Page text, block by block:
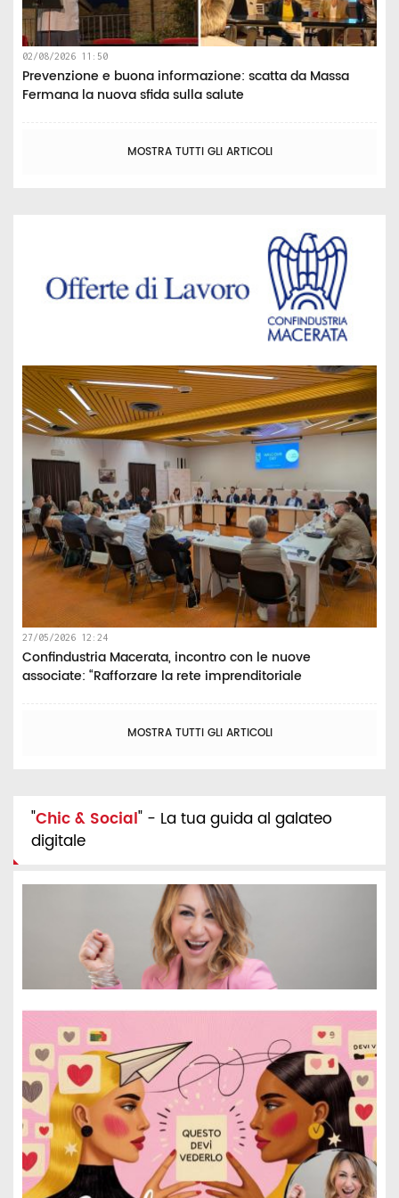
02/08/2026 11:50
Prevenzione e buona informazione: scatta da Massa
Fermana la nuova sfida sulla salute
MOSTRA TUTTI GLI ARTICOLI
27/05/2026 12:24
Confindustria Macerata, incontro con le nuove
associate: “Rafforzare la rete imprenditoriale
MOSTRA TUTTI GLI ARTICOLI
"Chic & Social" - La tua guida al galateo
digitale